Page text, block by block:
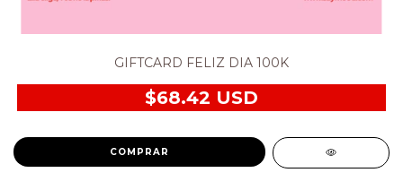
GIFTCARD FELIZ DIA 100K
$68.42 USD